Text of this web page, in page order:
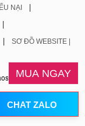
MUA NGAY
NẠI |
|
| SƠ ĐỒ WEBSITE |
CHAT ZALO